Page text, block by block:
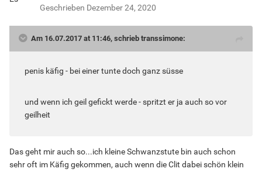
Geschrieben Dezember 24, 2020
Am ‎16‎.‎07‎.‎2017 at 11:46, schrieb transsimone:
penis käfig - bei einer tunte doch ganz süsse
und wenn ich geil gefickt werde - spritzt er ja auch so vor
geilheit
Das geht mir auch so...ich kleine Schwanzstute bin auch schon
sehr oft im Käfig gekommen, auch wenn die Clit dabei schön klein